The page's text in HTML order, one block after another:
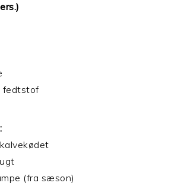
fedtstof
(fra sæson)